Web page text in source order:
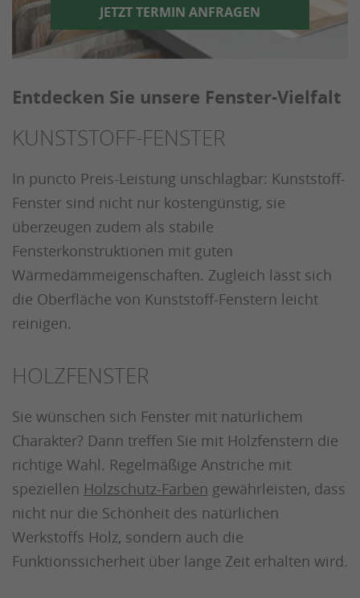
JETZT TERMIN ANFRAGEN
Entdecken Sie unsere Fenster-Vielfalt
KUNSTSTOFF-FENSTER
In puncto Preis-Leistung unschlagbar: Kunststoff-
Fenster sind nicht nur kostengünstig, sie
überzeugen zudem als stabile
Fensterkonstruktionen mit guten
Wärmedämmeigenschaften. Zugleich lässt sich
die Oberfläche von Kunststoff-Fenstern leicht
reinigen.
HOLZFENSTER
Sie wünschen sich Fenster mit natürlichem
Charakter? Dann treffen Sie mit Holzfenstern die
richtige Wahl. Regelmäßige Anstriche mit
speziellen Holzschutz-Farben gewährleisten, dass
nicht nur die Schönheit des natürlichen
Werkstoffs Holz, sondern auch die
Funktionssicherheit über lange Zeit erhalten wird.